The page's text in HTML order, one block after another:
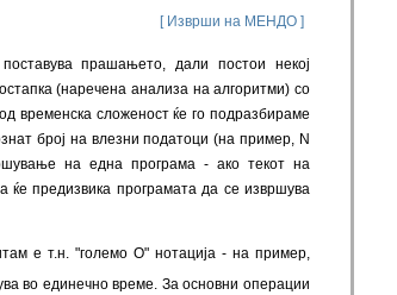
[ Изврши на МЕНДО ]
прашањето, дали постои некој
(наречена анализа на алгоритми) со
временска сложеност ќе го подразбираме
број на влезни податоци (на пример, N
на една програма - ако текот на
ќе предизвика програмата да се извршува
е т.н. "големо О" нотација - на пример,
во единечно време. За основни операции